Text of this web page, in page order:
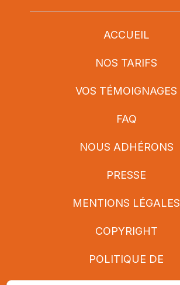
ACCUEIL
NOS TARIFS
VOS TÉMOIGNAGES
FAQ
NOUS ADHÉRONS
PRESSE
MENTIONS LÉGALES
COPYRIGHT
POLITIQUE DE